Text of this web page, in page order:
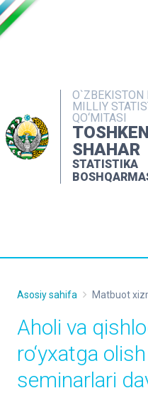
O`ZBEKISTON
MILLIY
QO‘MITASI
SHAHAR
STATISTIKA
Asosiy sahifa Matbuot
Aholi va
ro‘yxatga
seminarlari